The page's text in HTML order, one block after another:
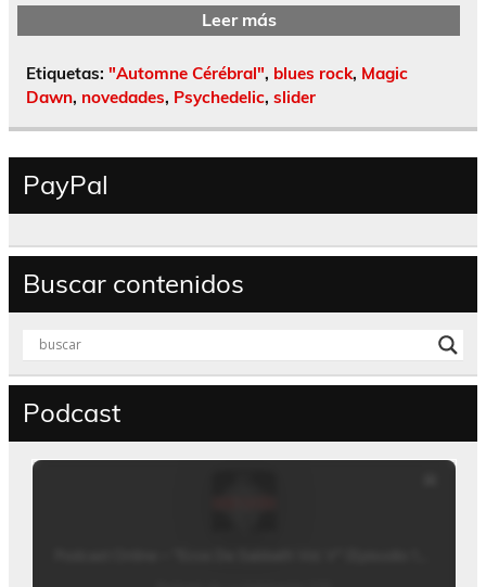
Leer más
Etiquetas: "Automne Cérébral", blues rock, Magic
Dawn, novedades, Psychedelic, slider
PayPal
Buscar contenidos
Podcast